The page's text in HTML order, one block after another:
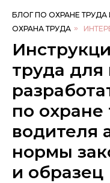
БЛОГ ПО ОХРАНЕ
ОХРАНА ТРУДА »
труда для
по охране
водителя
нормы
и образец